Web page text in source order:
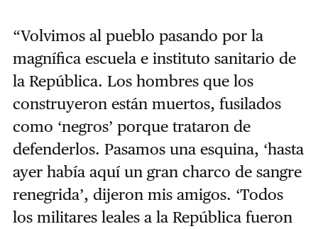
“Volvimos al pueblo pasando por la
magnífica escuela e instituto sanitario de
la República. Los hombres que los
construyeron están muertos, fusilados
como ‘negros’ porque trataron de
defenderlos. Pasamos una esquina, ‘hasta
ayer había aquí un gran charco de sangre
renegrida’, dijeron mis amigos. ‘Todos
los militares leales a la República fueron